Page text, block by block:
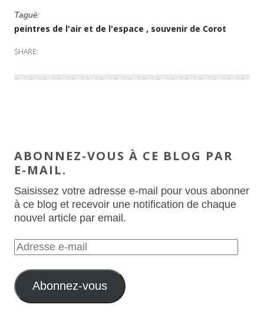
Tagué:
peintres de l'air et de l'espace souvenir de Corot
SHARE:
ABONNEZ-VOUS À CE BLOG PAR
E-MAIL.
Saisissez votre adresse e-mail pour vous abonner
à ce blog et recevoir une notification de chaque
nouvel article par email.
A
r
e
Abonnez-vous